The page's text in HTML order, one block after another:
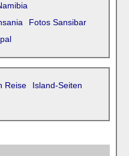
Fotos Sansibar
Reise
Island-Seiten